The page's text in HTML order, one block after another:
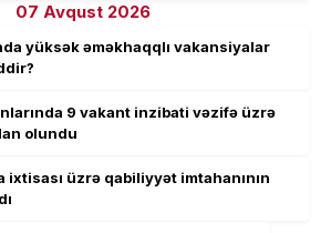
07 Avqust 2026
yüksək əməkhaqqlı vakansiyalar
9 vakant inzibati vəzifə üzrə
olundu
üzrə qabiliyyət imtahanının